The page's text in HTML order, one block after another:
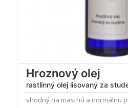
Hroznový olej
rastlinný olej lisovaný za
vhodný na mastnú a normálnu